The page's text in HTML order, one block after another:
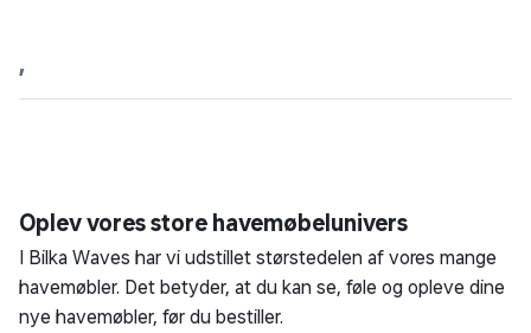
,
Oplev vores store havemøbelunivers
I Bilka Waves har vi udstillet størstedelen af vores mange
havemøbler. Det betyder, at du kan se, føle og opleve dine
nye havemøbler, før du bestiller.